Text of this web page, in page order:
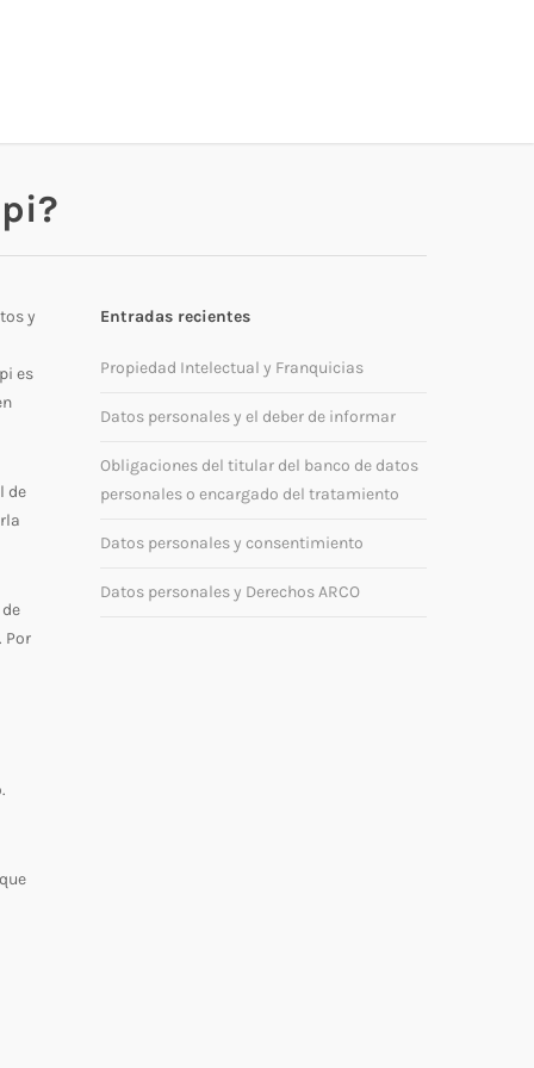
y
es
de
Por
Entradas recientes
Propiedad Intelectual y Franquicias
Datos personales y el deber de informar
Obligaciones del titular del banco de datos
personales o encargado del tratamiento
Datos personales y consentimiento
Datos personales y Derechos ARCO